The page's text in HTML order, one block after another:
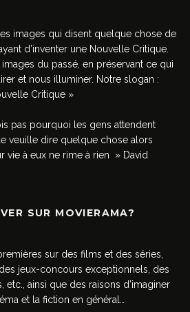
images qui disent quelque chose de
d’inventer une Nouvelle Critique.
du passé, en préservant ce qui
et nous illuminer. Notre slogan :
Critique »
pas pourquoi les gens attendent
veuille dire quelque chose alors
vie à eux ne rime à rien » David
SUR MOVIERAMA?
sur des films et des séries,
jeux-concours exceptionnels, des
etc., ainsi que des raisons d’imaginer
et la fiction en général…